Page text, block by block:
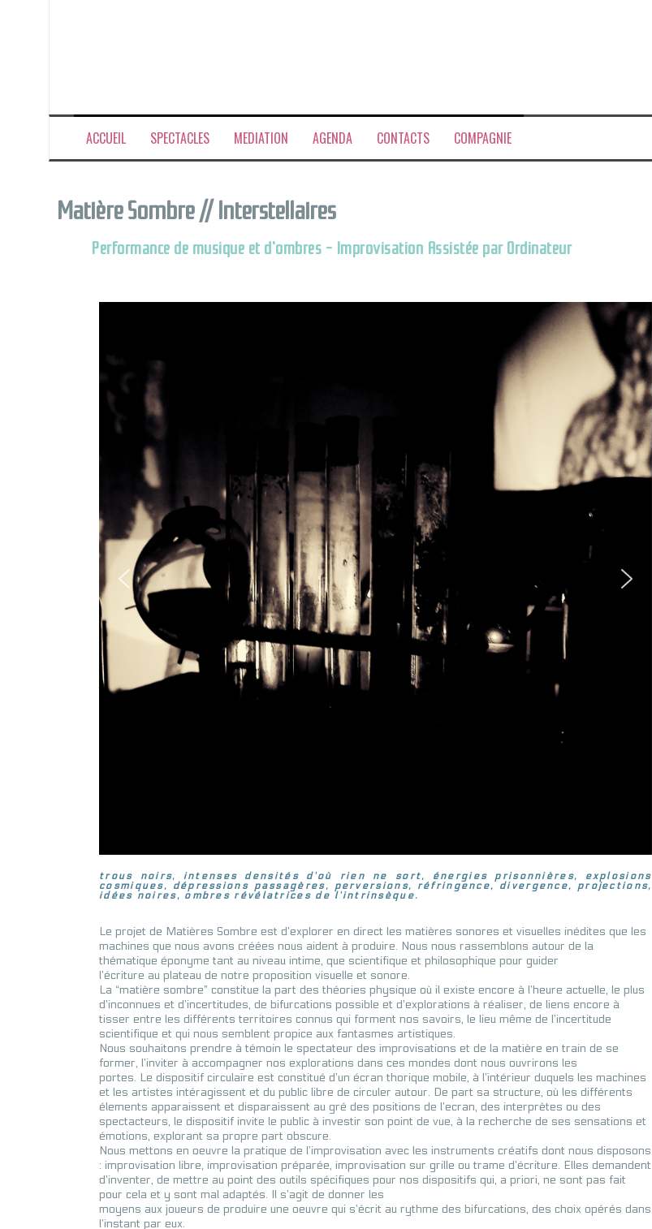
ACCUEIL SPECTACLES MEDIATION AGENDA CONTACTS COMPAGNIE
Matière Sombre // Interstellaires
Performance de musique et d'ombres - Improvisation Assistée par Ordinateur
trous noirs, intenses densités d’où rien ne sort, énergies prisonnières, explosions
cosmiques, dépressions passagères, perversions, réfringence, divergence, projections,
idées noires, ombres révélatrices de l’intrinsèque.
Le projet de Matières Sombre est d’explorer en direct les matières sonores et visuelles inédites que les
machines que nous avons créées nous aident à produire. Nous nous rassemblons autour de la
thématique éponyme tant au niveau intime, que scientifique et philosophique pour guider
l’écriture au plateau de notre proposition visuelle et sonore.
La “matière sombre” constitue la part des théories physique où il existe encore à l’heure actuelle, le plus
d’inconnues et d’incertitudes, de bifurcations possible et d’explorations à réaliser, de liens encore à
tisser entre les différents territoires connus qui forment nos savoirs, le lieu même de l’incertitude
scientifique et qui nous semblent propice aux fantasmes artistiques.
Nous souhaitons prendre à témoin le spectateur des improvisations et de la matière en train de se
former, l’inviter à accompagner nos explorations dans ces mondes dont nous ouvrirons les
portes. Le dispositif circulaire est constitué d’un écran thorique mobile, à l’intérieur duquels les machines
et les artistes intéragissent et du public libre de circuler autour. De part sa structure, où les différents
élements apparaissent et disparaissent au gré des positions de l’ecran, des interprètes ou des
spectacteurs, le dispositif invite le public à investir son point de vue, à la recherche de ses sensations et
émotions, explorant sa propre part obscure.
Nous mettons en oeuvre la pratique de l’improvisation avec les instruments créatifs dont nous disposons
: improvisation libre, improvisation préparée, improvisation sur grille ou trame d’écriture. Elles demandent
d’inventer, de mettre au point des outils spécifiques pour nos dispositifs qui, a priori, ne sont pas fait
pour cela et y sont mal adaptés. Il s’agit de donner les
moyens aux joueurs de produire une oeuvre qui s’écrit au rythme des bifurcations, des choix opérés dans
l’instant par eux.